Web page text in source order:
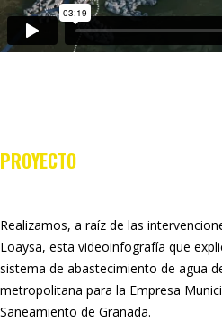
PROYECTO
Realizamos, a raíz de las
Loaysa, esta videoinfografía que
sistema de abastecimiento de agua
metropolitana para la Empresa
Saneamiento de Granada.